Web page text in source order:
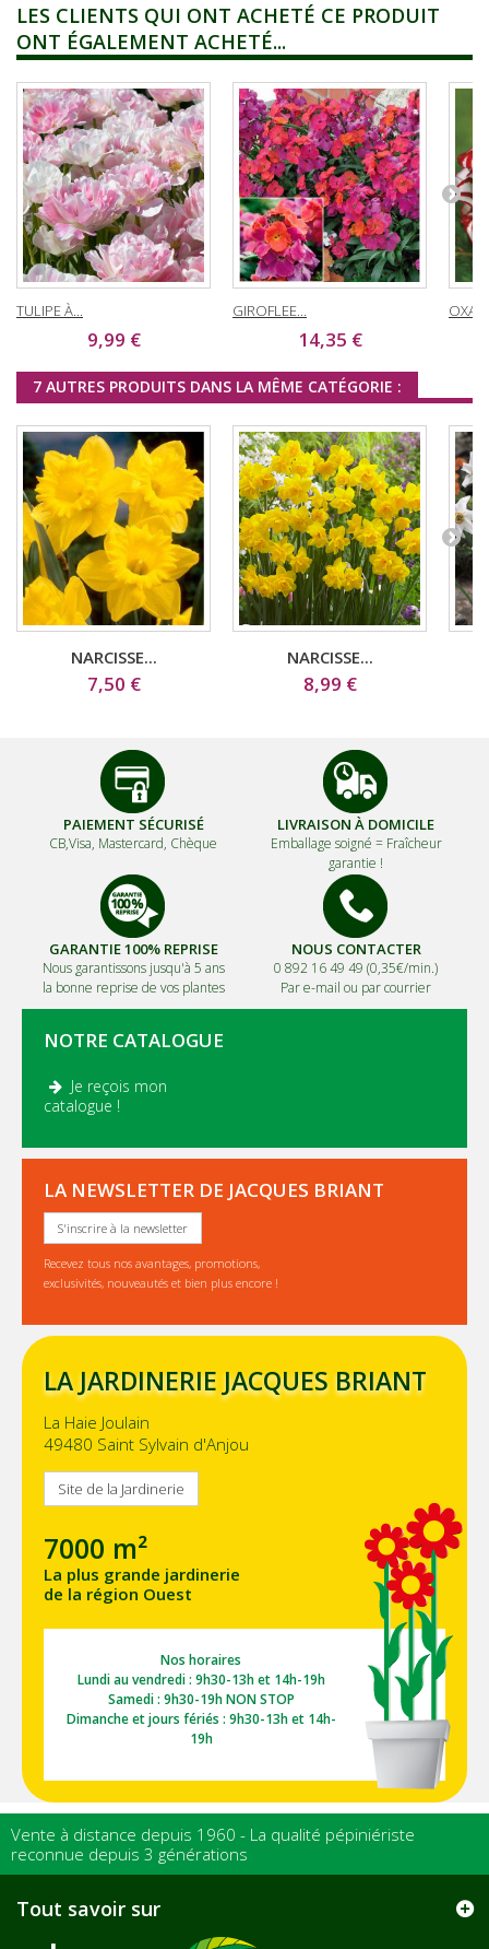
LES CLIENTS QUI ONT ACHETÉ CE PRODUIT
ONT ÉGALEMENT ACHETÉ...
TULIPE À...
9,99 €
GIROFLEE...
14,35 €
7 AUTRES PRODUITS DANS LA MÊME CATÉGORIE :
NARCISSE...
7,50 €
NARCISSE...
8,99 €
PAIEMENT SÉCURISÉ
CB,Visa, Mastercard, Chèque
LIVRAISON À DOMICILE
Emballage soigné = Fraîcheur
garantie !
GARANTIE 100% REPRISE
Nous garantissons jusqu'à 5 ans
la bonne reprise de vos plantes
NOUS CONTACTER
0 892 16 49 49 (0,35€/min.)
Par e-mail ou par courrier
NOTRE CATALOGUE
Je reçois mon
catalogue !
LA NEWSLETTER DE JACQUES BRIANT
S'inscrire à la newsletter
Recevez tous nos avantages, promotions,
exclusivités, nouveautés et bien plus encore !
LA JARDINERIE JACQUES BRIANT
La Haie Joulain
49480 Saint Sylvain d'Anjou
Site de la Jardinerie
7000 m²
La plus grande jardinerie
de la région Ouest
Nos horaires
Lundi au vendredi : 9h30-13h et 14h-19h
Samedi : 9h30-19h NON STOP
Dimanche et jours fériés : 9h30-13h et 14h-
19h
Vente à distance depuis 1960 - La qualité pépiniériste
reconnue depuis 3 générations
Tout savoir sur